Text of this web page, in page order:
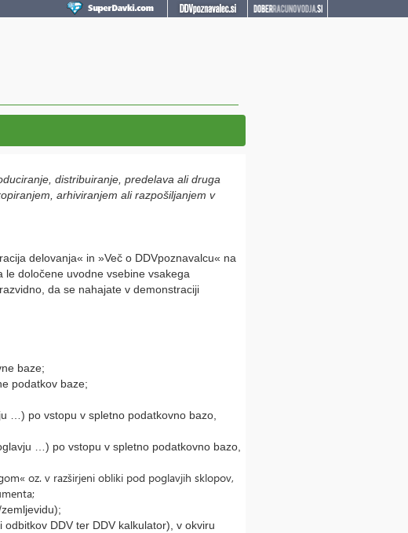
distribuiranje, predelava ali druga
arhiviranjem ali razpošiljanjem v
delovanja« in »Več o DDVpoznavalcu« na
določene uvodne vsebine vsakega
da se nahajate v demonstraciji
baze;
podatkov baze;
…) po vstopu v spletno podatkovno bazo,
…) po vstopu v spletno podatkovno bazo,
oz. v razširjeni obliki pod poglavjih sklopov,
DDV ter DDV kalkulator), v okviru